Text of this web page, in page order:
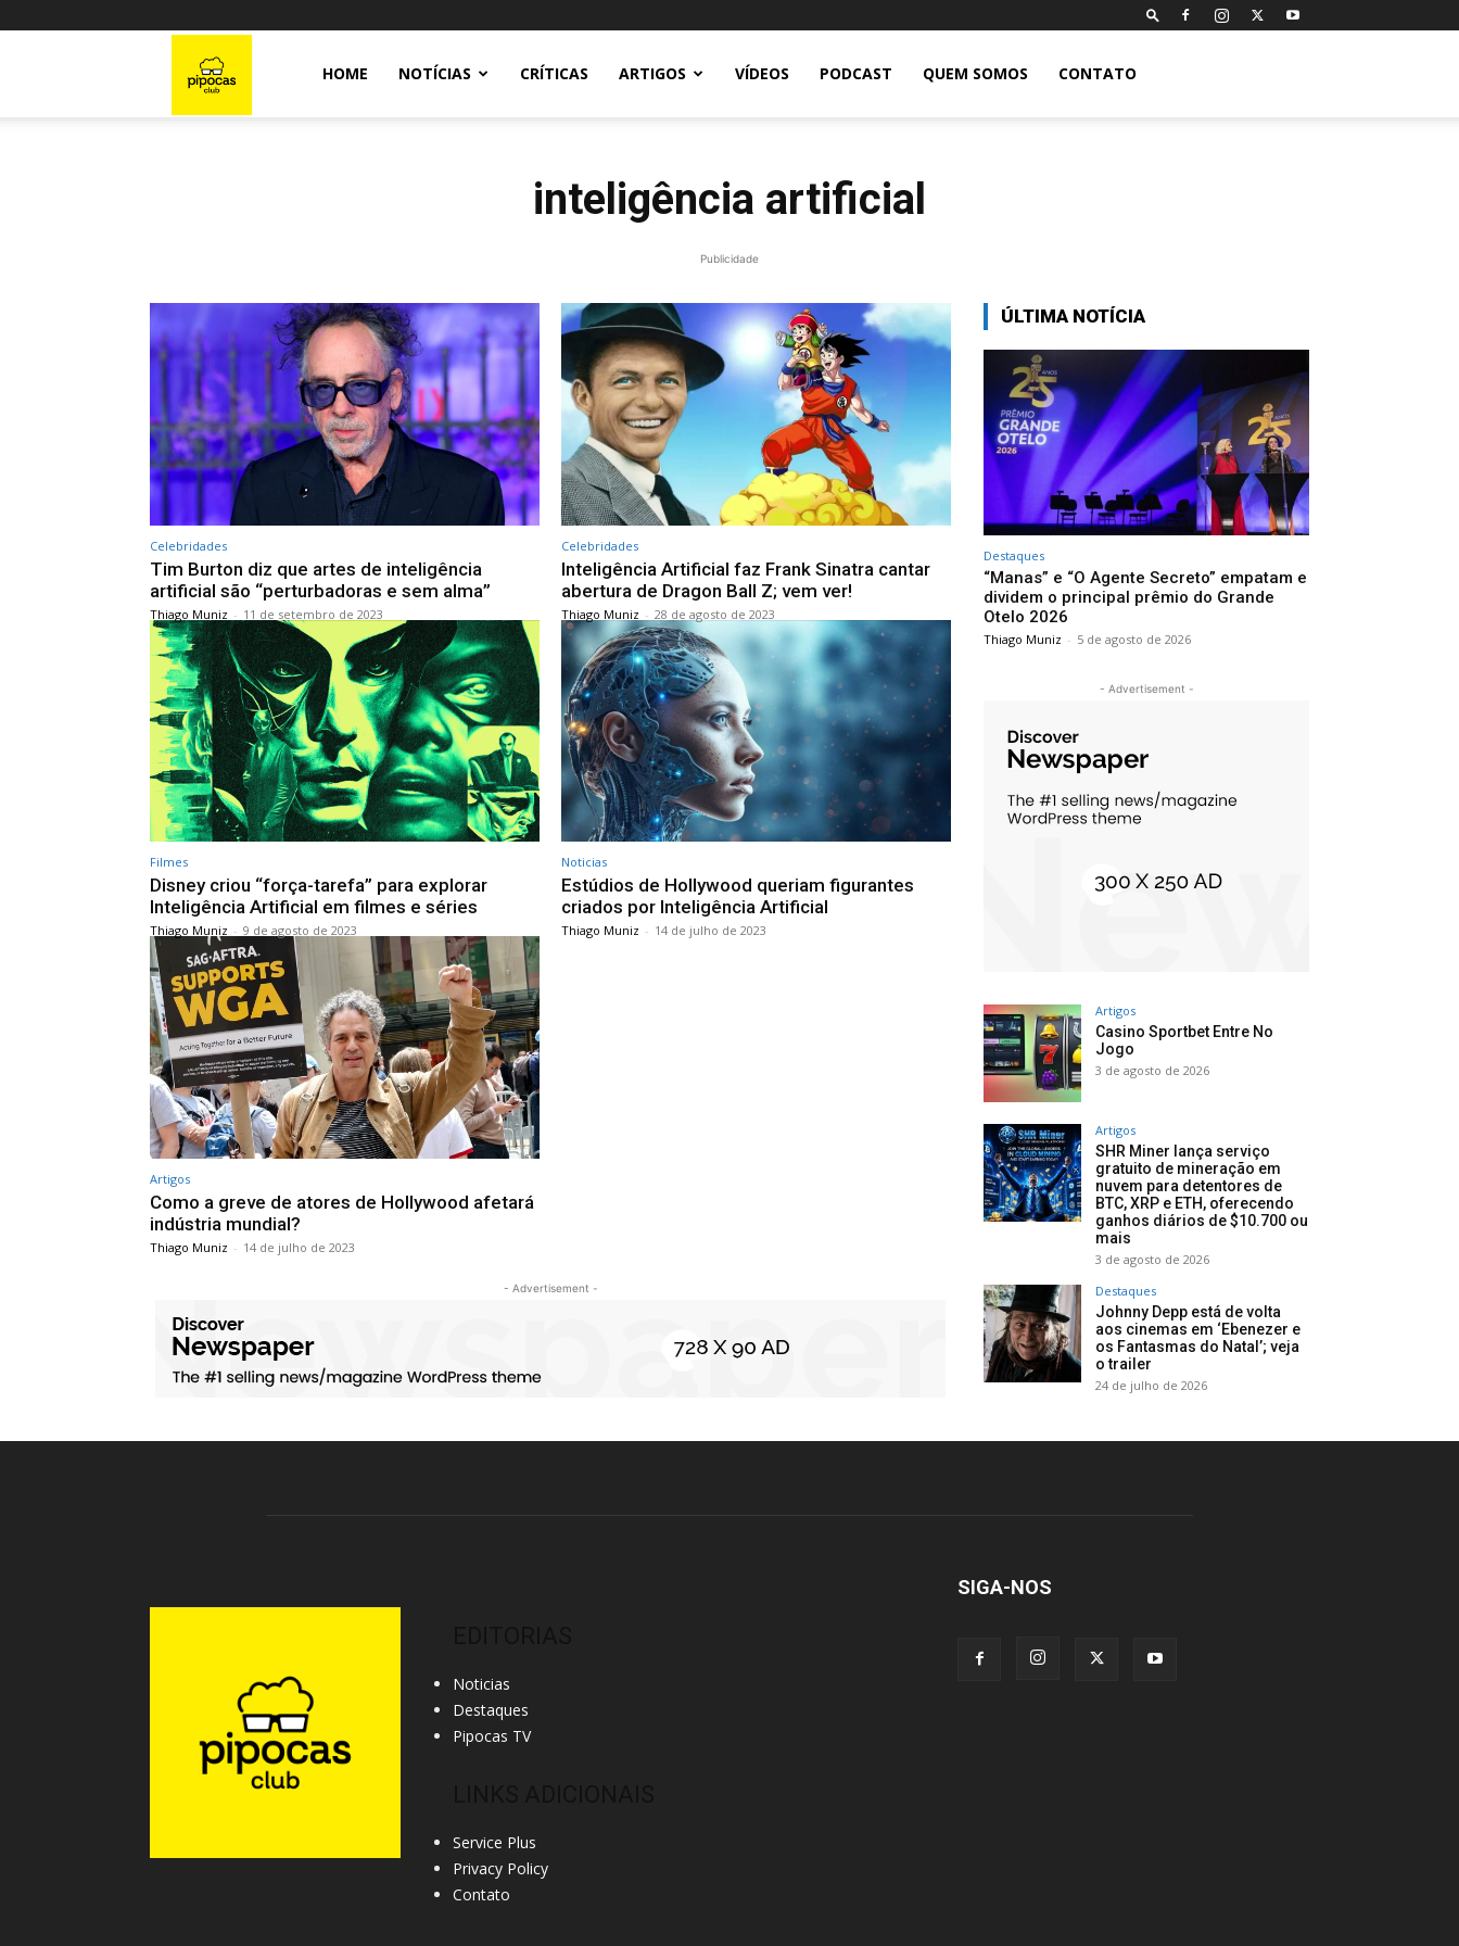
HOME NOTÍCIAS CRÍTICAS ARTIGOS VÍDEOS PODCAST QUEM SOMOS CONTATO
inteligência artificial
Publicidade
Celebridades
Tim Burton diz que artes de inteligência
artificial são “perturbadoras e sem alma”
Thiago Muniz - 11 de setembro de 2023
Celebridades
Inteligência Artificial faz Frank Sinatra cantar
abertura de Dragon Ball Z; vem ver!
Thiago Muniz - 28 de agosto de 2023
Filmes
Disney criou “força-tarefa” para explorar
Inteligência Artificial em filmes e séries
Thiago Muniz - 9 de agosto de 2023
Noticias
Estúdios de Hollywood queriam figurantes
criados por Inteligência Artificial
Thiago Muniz - 14 de julho de 2023
Artigos
Como a greve de atores de Hollywood afetará
indústria mundial?
Thiago Muniz - 14 de julho de 2023
- Advertisement -
ÚLTIMA NOTÍCIA
Destaques
“Manas” e “O Agente Secreto” empatam e
dividem o principal prêmio do Grande
Otelo 2026
Thiago Muniz - 5 de agosto de 2026
- Advertisement -
Artigos
Casino Sportbet Entre No
Jogo
3 de agosto de 2026
Artigos
SHR Miner lança serviço
gratuito de mineração em
nuvem para detentores de
BTC, XRP e ETH, oferecendo
ganhos diários de $10.700 ou
mais
3 de agosto de 2026
Destaques
Johnny Depp está de volta
aos cinemas em ‘Ebenezer e
os Fantasmas do Natal’; veja
o trailer
24 de julho de 2026
Noticias
Destaques
Pipocas TV
Service Plus
Privacy Policy
Contato
SIGA-NOS